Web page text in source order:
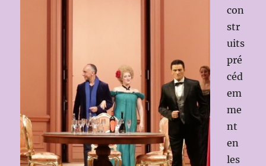
con
str
uits
pré
céd
em
me
nt
en
les